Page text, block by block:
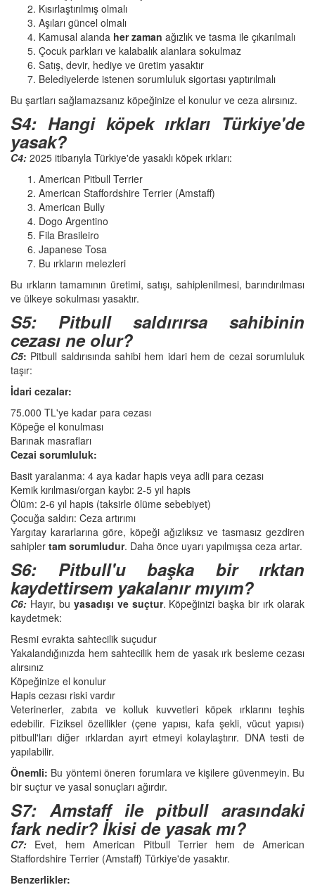
Kısırlaştırılmış olmalı
Aşıları güncel olmalı
Kamusal alanda her zaman ağızlık ve tasma ile çıkarılmalı
Çocuk parkları ve kalabalık alanlara sokulmaz
Satış, devir, hediye ve üretim yasaktır
Belediyelerde istenen sorumluluk sigortası yaptırılmalı
Bu şartları sağlamazsanız köpeğinize el konulur ve ceza alırsınız.
S4: Hangi köpek ırkları Türkiye'de
yasak?
C4: 2025 itibarıyla Türkiye'de yasaklı köpek ırkları:
American Pitbull Terrier
American Staffordshire Terrier (Amstaff)
American Bully
Dogo Argentino
Fila Brasileiro
Japanese Tosa
Bu ırkların melezleri
Bu ırkların tamamının üretimi, satışı, sahiplenilmesi, barındırılması
ve ülkeye sokulması yasaktır.
S5: Pitbull saldırırsa sahibinin
cezası ne olur?
C5: Pitbull saldırısında sahibi hem idari hem de cezai sorumluluk
taşır:
İdari cezalar:
75.000 TL'ye kadar para cezası
Köpeğe el konulması
Barınak masrafları
Cezai sorumluluk:
Basit yaralanma: 4 aya kadar hapis veya adli para cezası
Kemik kırılması/organ kaybı: 2-5 yıl hapis
Ölüm: 2-6 yıl hapis (taksirle ölüme sebebiyet)
Çocuğa saldırı: Ceza artırımı
Yargıtay kararlarına göre, köpeği ağızlıksız ve tasmasız gezdiren
sahipler tam sorumludur. Daha önce uyarı yapılmışsa ceza artar.
S6: Pitbull'u başka bir ırktan
kaydettirsem yakalanır mıyım?
C6: Hayır, bu yasadışı ve suçtur. Köpeğinizi başka bir ırk olarak
kaydetmek:
Resmi evrakta sahtecilik suçudur
Yakalandığınızda hem sahtecilik hem de yasak ırk besleme cezası
alırsınız
Köpeğinize el konulur
Hapis cezası riski vardır
Veterinerler, zabıta ve kolluk kuvvetleri köpek ırklarını teşhis
edebilir. Fiziksel özellikler (çene yapısı, kafa şekli, vücut yapısı)
pitbull'ları diğer ırklardan ayırt etmeyi kolaylaştırır. DNA testi de
yapılabilir.
Önemli: Bu yöntemi öneren forumlara ve kişilere güvenmeyin. Bu
bir suçtur ve yasal sonuçları ağırdır.
S7: Amstaff ile pitbull arasındaki
fark nedir? İkisi de yasak mı?
C7: Evet, hem American Pitbull Terrier hem de American
Staffordshire Terrier (Amstaff) Türkiye'de yasaktır.
Benzerlikler: